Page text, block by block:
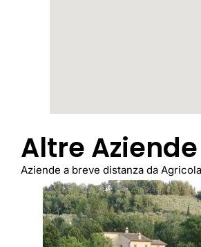
Altre
Aziende a breve distanza da